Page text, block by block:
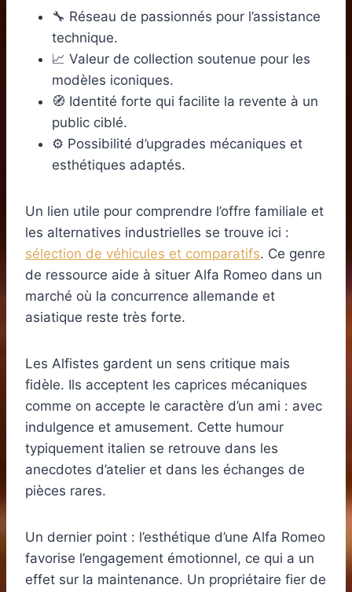
🔧 Réseau de passionnés pour l’assistance
technique.
📈 Valeur de collection soutenue pour les
modèles iconiques.
🧭 Identité forte qui facilite la revente à un
public ciblé.
⚙️ Possibilité d’upgrades mécaniques et
esthétiques adaptés.
Un lien utile pour comprendre l’offre familiale et
les alternatives industrielles se trouve ici :
sélection de véhicules et comparatifs. Ce genre
de ressource aide à situer Alfa Romeo dans un
marché où la concurrence allemande et
asiatique reste très forte.
Les Alfistes gardent un sens critique mais
fidèle. Ils acceptent les caprices mécaniques
comme on accepte le caractère d’un ami : avec
indulgence et amusement. Cette humour
typiquement italien se retrouve dans les
anecdotes d’atelier et dans les échanges de
pièces rares.
Un dernier point : l’esthétique d’une Alfa Romeo
favorise l’engagement émotionnel, ce qui a un
effet sur la maintenance. Un propriétaire fier de